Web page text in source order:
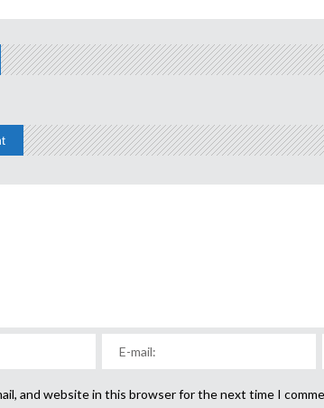
and website in this browser for the next time I